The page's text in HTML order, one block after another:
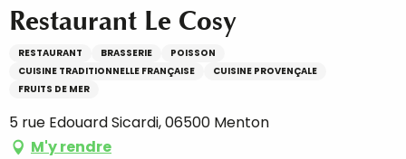
Restaurant Le Cosy
RESTAURANT BRASSERIE
POISSON
CUISINE TRADITIONNELLE FRANÇAISE
CUISINE PROVENÇALE
FRUITS DE MER
5 rue Edouard Sicardi, 06500 Menton
M'y rendre